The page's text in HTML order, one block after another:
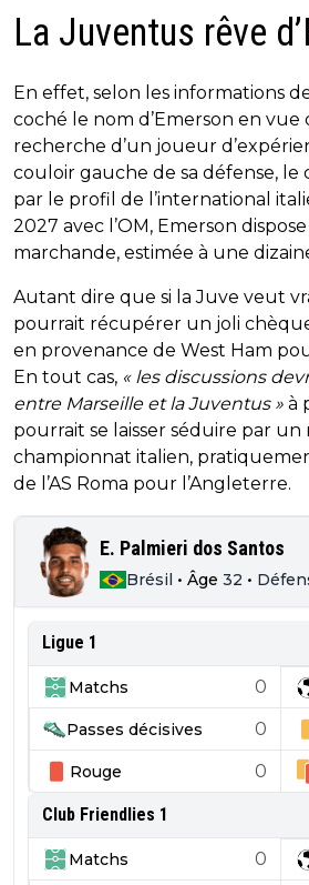
La Juventus rêve
En effet, selon les informations
coché le nom d’Emerson en vue
recherche d’un joueur
couloir gauche de sa défense,
par le profil de l’international
2027 avec l’OM, Emerson
marchande, estimée à une
Autant dire que si la Juve veut
pourrait récupérer un joli
en provenance de West Ham
En tout cas, « les discussions
entre Marseille et la Juventus » à
pourrait se laisser séduire par
championnat italien,
de l’AS Roma pour l’Angleterre.
E. Palmieri dos Santos
Brésil • Âge 32 •
Ligue 1
Matchs 0
Passes décisives 0
Rouge 0
Club Friendlies 1
Matchs 0